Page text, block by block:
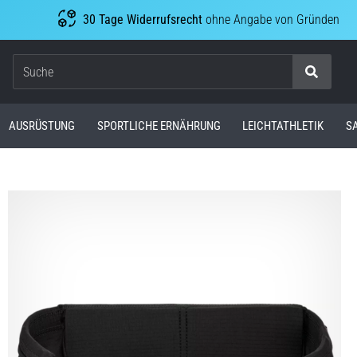
30 Tage Widerrufsrechtohne Angabe von Gründen
Suche
AUSRÜSTUNG SPORTLICHE ERNÄHRUNG LEICHTATHLETIK